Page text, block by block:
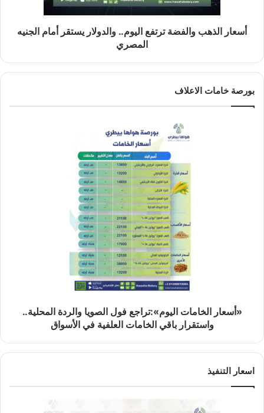
أسعار الذهب والفضة ترتفع اليوم.. والدولار يستقر أمام الجنيه
المصري
بورصة خامات الاعلاف
«أسعار الخامات اليوم»:تراجع فول الصويا والردة المحلية..
واستقرار باقي الخامات العلفية في الأسواق
اسعار التنفيذ